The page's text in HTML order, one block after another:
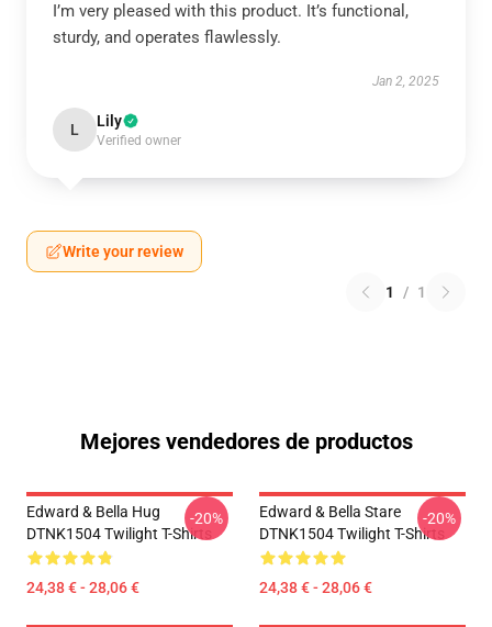
I’m very pleased with this product. It’s functional,
sturdy, and operates flawlessly.
Jan 2, 2025
L Lily
Verified owner
Write your review
1 / 1
Mejores vendedores de productos
Edward & Bella Hug
DTNK1504 Twilight T-Shirts
24,38 € - 28,06 €
-20%
Edward & Bella Stare
DTNK1504 Twilight T-Shirts
24,38 € - 28,06 €
-20%